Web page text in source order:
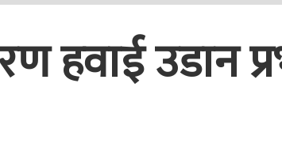
हवाई उडान